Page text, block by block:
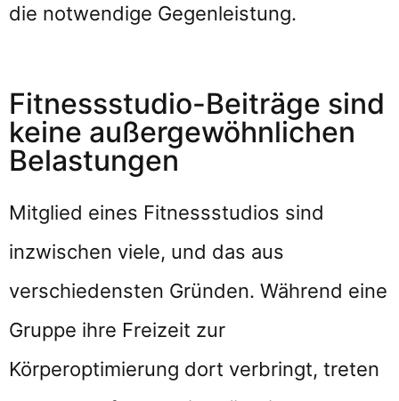
die notwendige Gegenleistung.
Fitnessstudio-Beiträge sind
keine außergewöhnlichen
Belastungen
Mitglied eines Fitnessstudios sind
inzwischen viele, und das aus
verschiedensten Gründen. Während eine
Gruppe ihre Freizeit zur
Körperoptimierung dort verbringt, treten